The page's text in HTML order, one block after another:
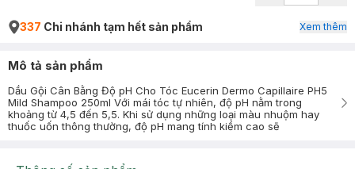
337 Chi nhánh tạm hết sản phẩm Xem thêm
Mô tả sản phẩm
Dầu Gội Cân Bằng Độ pH Cho Tóc Eucerin Dermo Capillaire PH5
Mild Shampoo 250ml Với mái tóc tự nhiên, độ pH nằm trong
khoảng từ 4,5 đến 5,5. Khi sử dụng những loại màu nhuộm hay
thuốc uốn thông thường, độ pH mang tính kiềm cao sẽ